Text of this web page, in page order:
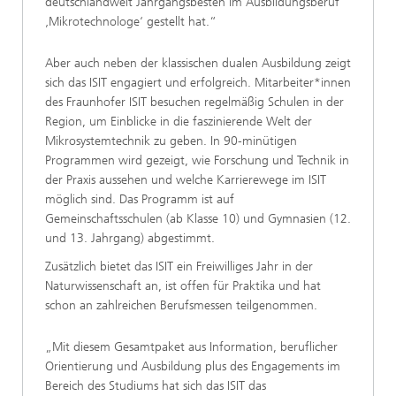
‚Mikrotechnologe‘ gestellt hat.“
Aber auch neben der klassischen dualen Ausbildung zeigt
sich das ISIT engagiert und erfolgreich. Mitarbeiter*innen
des Fraunhofer ISIT besuchen regelmäßig Schulen in der
Region, um Einblicke in die faszinierende Welt der
Mikrosystemtechnik zu geben. In 90-minütigen
Programmen wird gezeigt, wie Forschung und Technik in
der Praxis aussehen und welche Karrierewege im ISIT
möglich sind. Das Programm ist auf
Gemeinschaftsschulen (ab Klasse 10) und Gymnasien (12.
und 13. Jahrgang) abgestimmt.
Zusätzlich bietet das ISIT ein Freiwilliges Jahr in der
Naturwissenschaft an, ist offen für Praktika und hat
schon an zahlreichen Berufsmessen teilgenommen.
„Mit diesem Gesamtpaket aus Information, beruflicher
Orientierung und Ausbildung plus des Engagements im
Bereich des Studiums hat sich das ISIT das